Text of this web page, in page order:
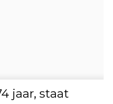
jaar, staat